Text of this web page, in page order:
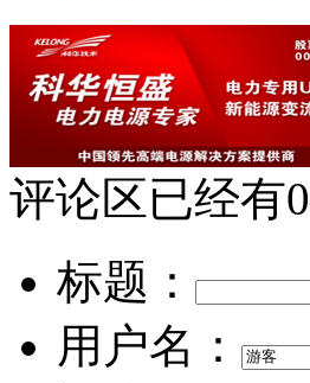
评论区已经有0
标题：
用户名：